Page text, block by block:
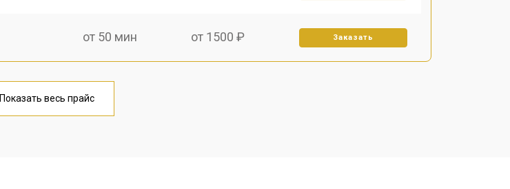
от 50 мин от 1500 ₽ Заказать
от 80 мин
Показать весь прайс